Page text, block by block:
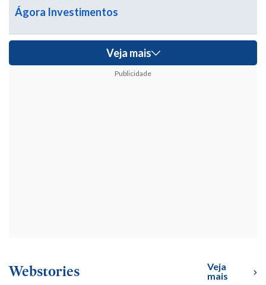
Ágora Investimentos
Veja mais
Publicidade
Webstories
Veja
mais